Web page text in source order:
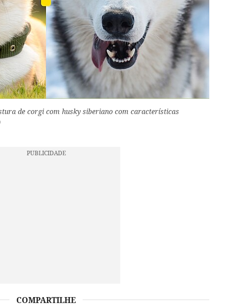
de corgi com husky siberiano com características
COMPARTILHE